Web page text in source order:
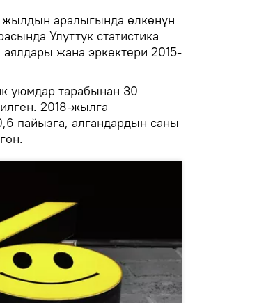
аралыгында өлкөнүн
Улуттук статистика
жана эркектери 2015-
уюмдар тарабынан 30
2018-жылга
пайызга, алгандардын саны